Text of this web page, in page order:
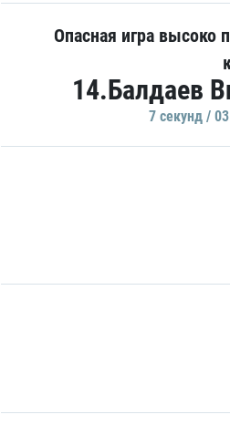
Опасная игра высоко
14.Балдаев
7 секунд /